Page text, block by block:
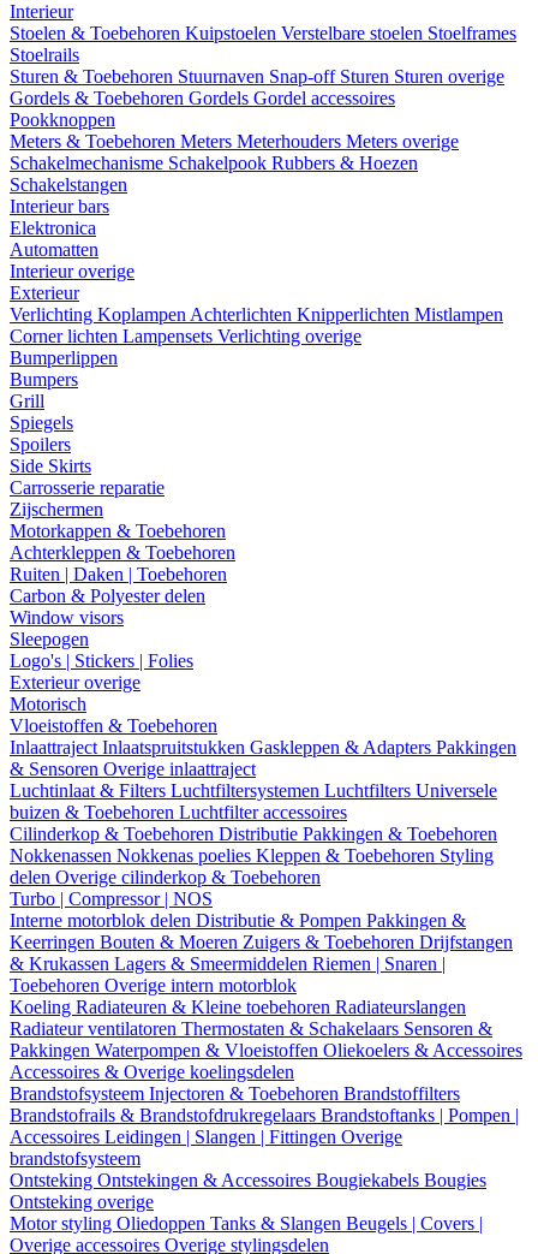
Interieur
Stoelen & Toebehoren Kuipstoelen Verstelbare stoelen Stoelframes
Stoelrails
Sturen & Toebehoren Stuurnaven Snap-off Sturen Sturen overige
Gordels & Toebehoren Gordels Gordel accessoires
Pookknoppen
Meters & Toebehoren Meters Meterhouders Meters overige
Schakelmechanisme Schakelpook Rubbers & Hoezen
Schakelstangen
Interieur bars
Elektronica
Automatten
Interieur overige
Exterieur
Verlichting Koplampen Achterlichten Knipperlichten Mistlampen
Corner lichten Lampensets Verlichting overige
Bumperlippen
Bumpers
Grill
Spiegels
Spoilers
Side Skirts
Carrosserie reparatie
Zijschermen
Motorkappen & Toebehoren
Achterkleppen & Toebehoren
Ruiten | Daken | Toebehoren
Carbon & Polyester delen
Window visors
Sleepogen
Logo's | Stickers | Folies
Exterieur overige
Motorisch
Vloeistoffen & Toebehoren
Inlaattraject Inlaatspruitstukken Gaskleppen & Adapters Pakkingen
& Sensoren Overige inlaattraject
Luchtinlaat & Filters Luchtfiltersystemen Luchtfilters Universele
buizen & Toebehoren Luchtfilter accessoires
Cilinderkop & Toebehoren Distributie Pakkingen & Toebehoren
Nokkenassen Nokkenas poelies Kleppen & Toebehoren Styling
delen Overige cilinderkop & Toebehoren
Turbo | Compressor | NOS
Interne motorblok delen Distributie & Pompen Pakkingen &
Keerringen Bouten & Moeren Zuigers & Toebehoren Drijfstangen
& Krukassen Lagers & Smeermiddelen Riemen | Snaren |
Toebehoren Overige intern motorblok
Koeling Radiateuren & Kleine toebehoren Radiateurslangen
Radiateur ventilatoren Thermostaten & Schakelaars Sensoren &
Pakkingen Waterpompen & Vloeistoffen Oliekoelers & Accessoires
Accessoires & Overige koelingsdelen
Brandstofsysteem Injectoren & Toebehoren Brandstoffilters
Brandstofrails & Brandstofdrukregelaars Brandstoftanks | Pompen |
Accessoires Leidingen | Slangen | Fittingen Overige
brandstofsysteem
Ontsteking Ontstekingen & Accessoires Bougiekabels Bougies
Ontsteking overige
Motor styling Oliedoppen Tanks & Slangen Beugels | Covers |
Overige accessoires Overige stylingsdelen